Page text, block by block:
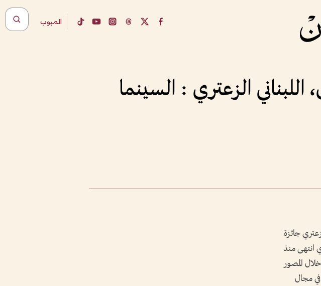
المبوب
اللبناني الزعتري : السينما
أكرم الزعتري جائزة
انتهى منذ
المصور
في مجال